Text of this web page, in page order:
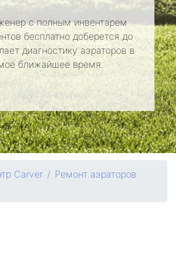
с полным инвентарем
бесплатно доберется до
диагностику аэраторов в
ближайшее время.
Carver
Ремонт аэраторов